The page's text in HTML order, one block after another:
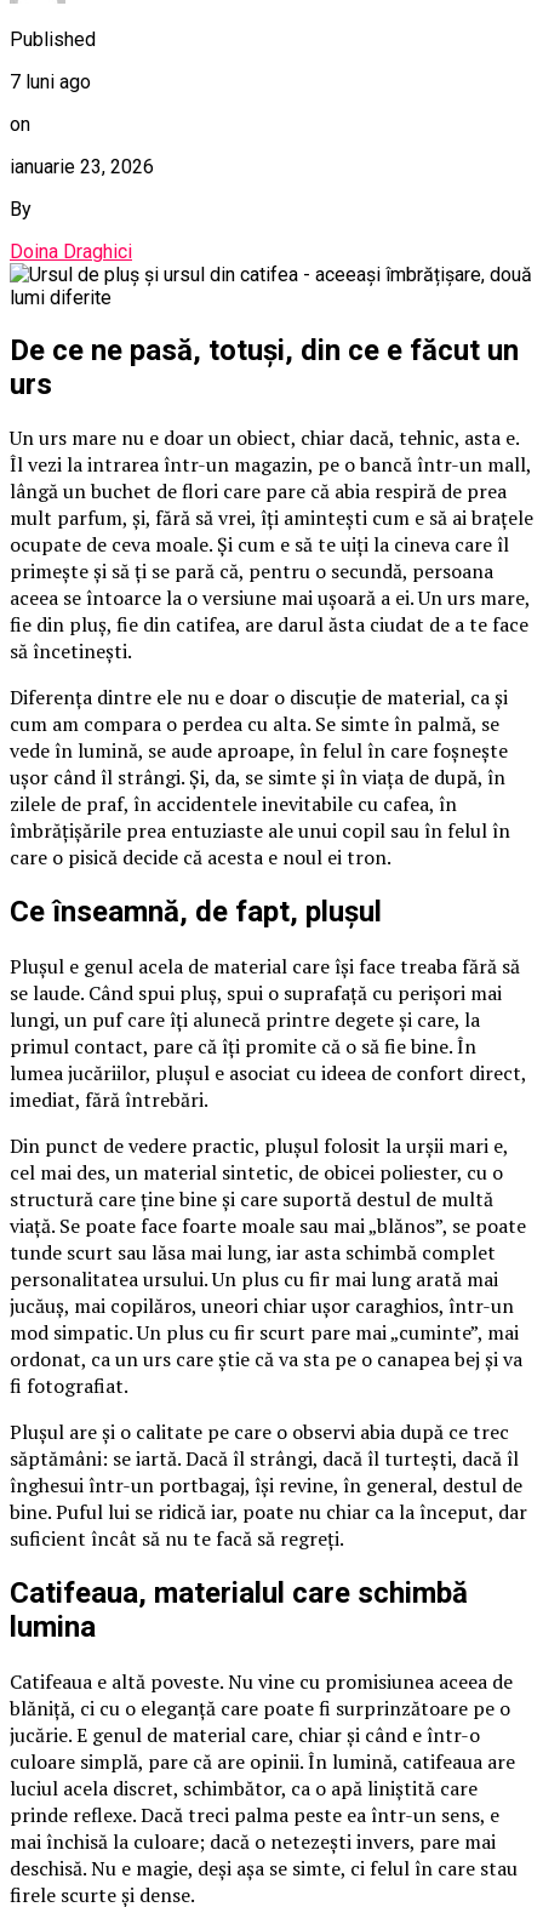
Published
7 luni ago
on
ianuarie 23, 2026
By
Doina Draghici
De ce ne pasă, totuși, din ce e făcut un
urs
Un urs mare nu e doar un obiect, chiar dacă, tehnic, asta e.
Îl vezi la intrarea într-un magazin, pe o bancă într-un mall,
lângă un buchet de flori care pare că abia respiră de prea
mult parfum, și, fără să vrei, îți amintești cum e să ai brațele
ocupate de ceva moale. Și cum e să te uiți la cineva care îl
primește și să ți se pară că, pentru o secundă, persoana
aceea se întoarce la o versiune mai ușoară a ei. Un urs mare,
fie din pluș, fie din catifea, are darul ăsta ciudat de a te face
să încetinești.
Diferența dintre ele nu e doar o discuție de material, ca și
cum am compara o perdea cu alta. Se simte în palmă, se
vede în lumină, se aude aproape, în felul în care foșnește
ușor când îl strângi. Și, da, se simte și în viața de după, în
zilele de praf, în accidentele inevitabile cu cafea, în
îmbrățișările prea entuziaste ale unui copil sau în felul în
care o pisică decide că acesta e noul ei tron.
Ce înseamnă, de fapt, plușul
Plușul e genul acela de material care își face treaba fără să
se laude. Când spui pluș, spui o suprafață cu perișori mai
lungi, un puf care îți alunecă printre degete și care, la
primul contact, pare că îți promite că o să fie bine. În
lumea jucăriilor, plușul e asociat cu ideea de confort direct,
imediat, fără întrebări.
Din punct de vedere practic, plușul folosit la urșii mari e,
cel mai des, un material sintetic, de obicei poliester, cu o
structură care ține bine și care suportă destul de multă
viață. Se poate face foarte moale sau mai „blănos”, se poate
tunde scurt sau lăsa mai lung, iar asta schimbă complet
personalitatea ursului. Un plus cu fir mai lung arată mai
jucăuș, mai copilăros, uneori chiar ușor caraghios, într-un
mod simpatic. Un plus cu fir scurt pare mai „cuminte”, mai
ordonat, ca un urs care știe că va sta pe o canapea bej și va
fi fotografiat.
Plușul are și o calitate pe care o observi abia după ce trec
săptămâni: se iartă. Dacă îl strângi, dacă îl turtești, dacă îl
înghesui într-un portbagaj, își revine, în general, destul de
bine. Puful lui se ridică iar, poate nu chiar ca la început, dar
suficient încât să nu te facă să regreți.
Catifeaua, materialul care schimbă
lumina
Catifeaua e altă poveste. Nu vine cu promisiunea aceea de
blăniță, ci cu o eleganță care poate fi surprinzătoare pe o
jucărie. E genul de material care, chiar și când e într-o
culoare simplă, pare că are opinii. În lumină, catifeaua are
luciul acela discret, schimbător, ca o apă liniștită care
prinde reflexe. Dacă treci palma peste ea într-un sens, e
mai închisă la culoare; dacă o netezești invers, pare mai
deschisă. Nu e magie, deși așa se simte, ci felul în care stau
firele scurte și dense.